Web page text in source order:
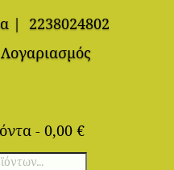
|
2238024802
Λογαριασμός
- 0,00 €